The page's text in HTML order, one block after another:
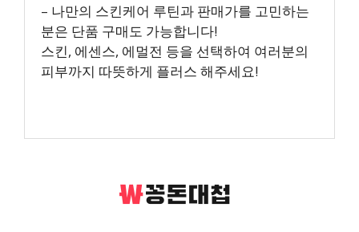
– 나만의 스킨케어 루틴과 판매가를 고민하는
분은 단품 구매도 가능합니다!
스킨, 에센스, 에멀전 등을 선택하여 여러분의
피부까지 따뜻하게 플러스 해주세요!